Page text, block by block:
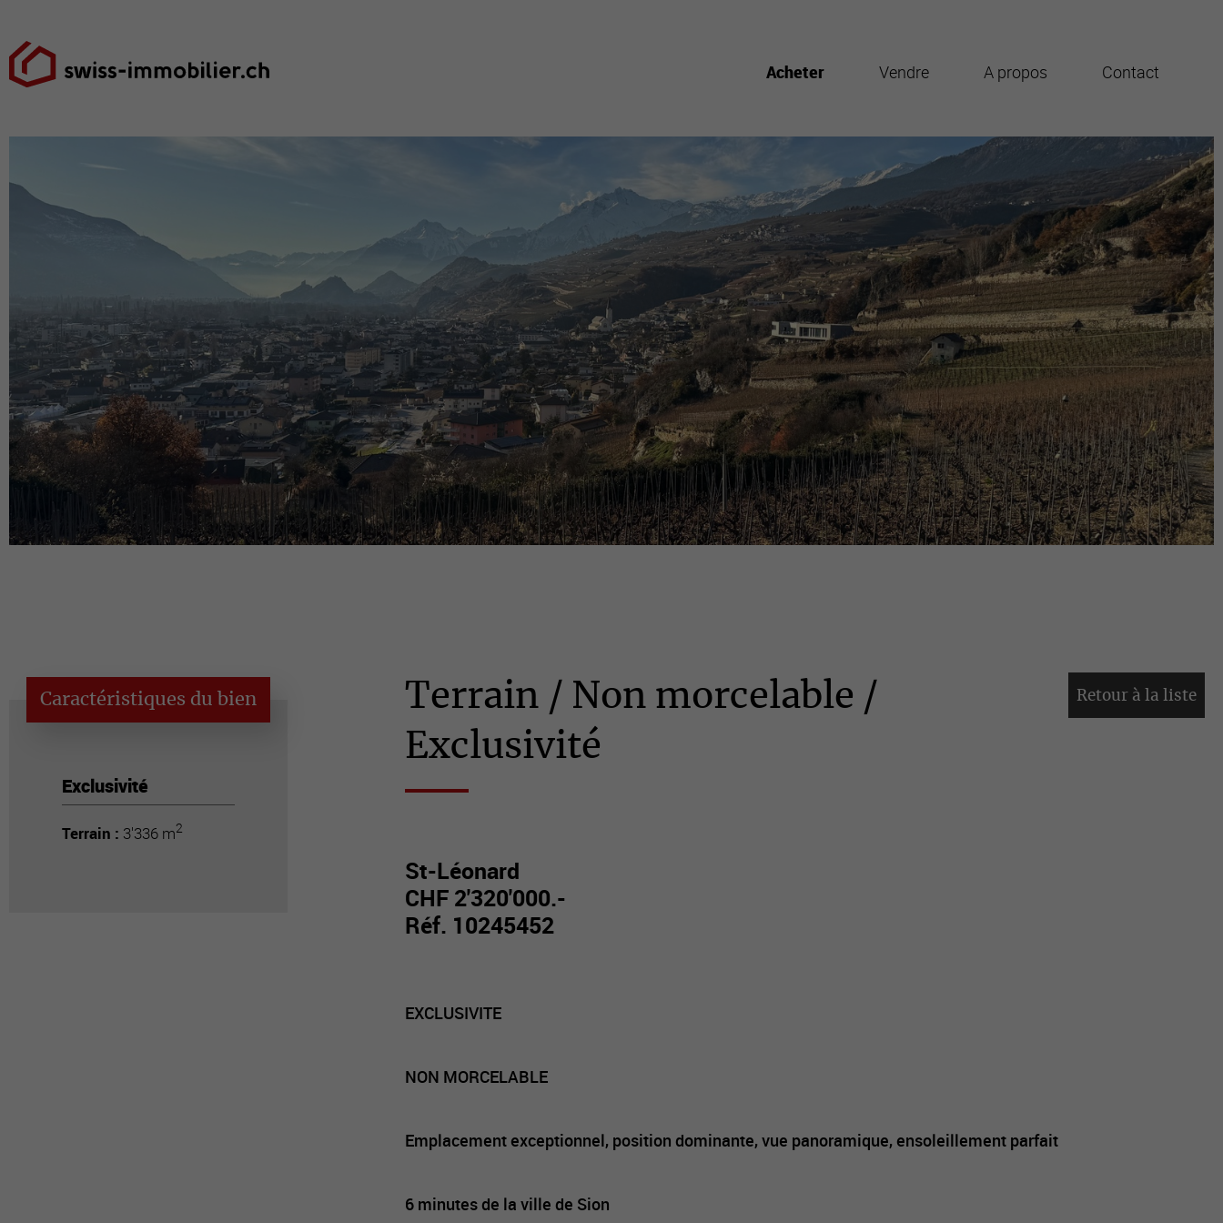
Acheter Vendre A propos Contact
Retour à la liste
Caractéristiques du bien
Exclusivité
Terrain : 3'336 m2
Terrain / Non morcelable /
Exclusivité
St-Léonard
CHF 2'320'000.-
Réf. 10245452
EXCLUSIVITE
NON MORCELABLE
Emplacement exceptionnel, position dominante, vue panoramique, ensoleillement parfait
6 minutes de la ville de Sion